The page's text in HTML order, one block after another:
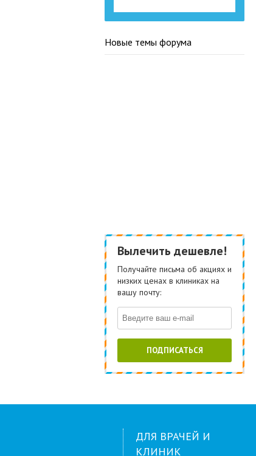
Новые темы форума
Вылечить дешевле!
Получайте письма об акциях и
низких ценах в клиниках на
вашу почту:
ПОДПИСАТЬСЯ
ДЛЯ ВРАЧЕЙ И
КЛИНИК